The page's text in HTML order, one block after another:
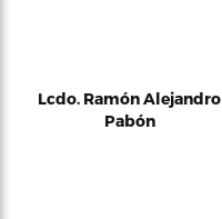
Lcdo. Ramón Alejandro
Pabón